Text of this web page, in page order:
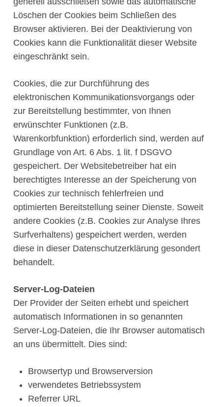
Löschen der Cookies beim Schließen des
Browser aktivieren. Bei der Deaktivierung von
Cookies kann die Funktionalität dieser Website
eingeschränkt sein.
Cookies, die zur Durchführung des
elektronischen Kommunikationsvorgangs oder
zur Bereitstellung bestimmter, von Ihnen
erwünschter Funktionen (z.B.
Warenkorbfunktion) erforderlich sind, werden auf
Grundlage von Art. 6 Abs. 1 lit. f DSGVO
gespeichert. Der Websitebetreiber hat ein
berechtigtes Interesse an der Speicherung von
Cookies zur technisch fehlerfreien und
optimierten Bereitstellung seiner Dienste. Soweit
andere Cookies (z.B. Cookies zur Analyse Ihres
Surfverhaltens) gespeichert werden, werden
diese in dieser Datenschutzerklärung gesondert
behandelt.
Server-Log-Dateien
Der Provider der Seiten erhebt und speichert
automatisch Informationen in so genannten
Server-Log-Dateien, die Ihr Browser automatisch
an uns übermittelt. Dies sind:
Browsertyp und Browserversion
verwendetes Betriebssystem
Referrer URL